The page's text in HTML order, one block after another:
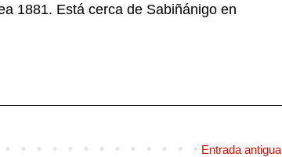
1881. Está cerca de Sabiñánigo en
Entrada antigua